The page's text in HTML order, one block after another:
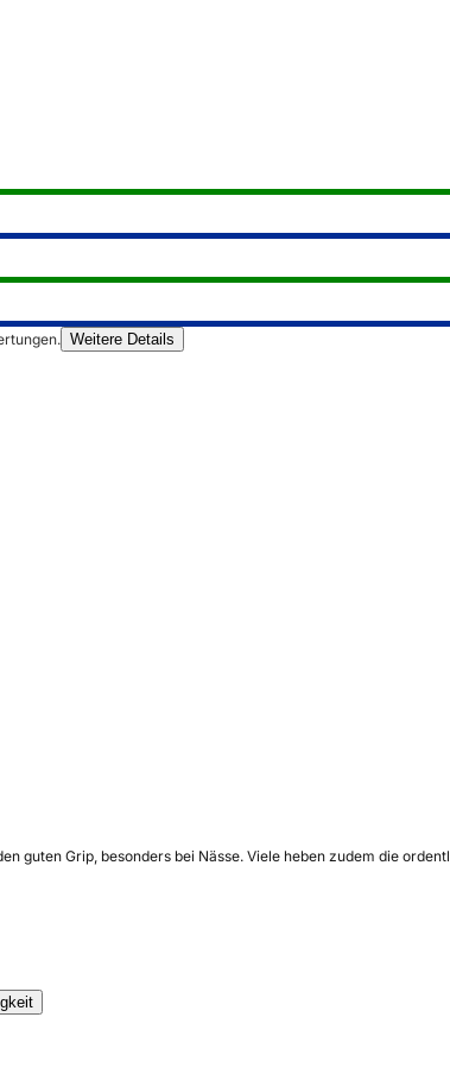
Weitere Details
guten Grip, besonders bei Nässe. Viele heben zudem die